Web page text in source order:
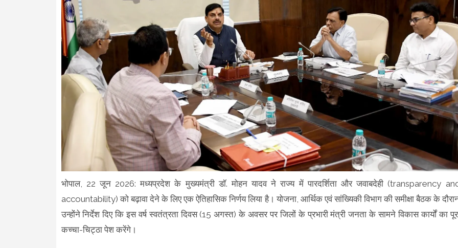
भोपाल, 22 जून 2026: मध्यप्रदेश के मुख्यमंत्री डॉ. मोहन यादव ने राज्य में पारदर्शिता और जवाबदेही (transparency
accountability) को बढ़ावा देने के लिए एक ऐतिहासिक निर्णय लिया है। योजना, आर्थिक एवं सांख्यिकी विभाग की समीक्षा बैठक के
उन्होंने निर्देश दिए कि इस वर्ष स्वतंत्रता दिवस (15 अगस्त) के अवसर पर जिलों के प्रभारी मंत्री जनता के सामने विकास कार्यों का
कच्चा-चिट्ठा पेश करेंगे।